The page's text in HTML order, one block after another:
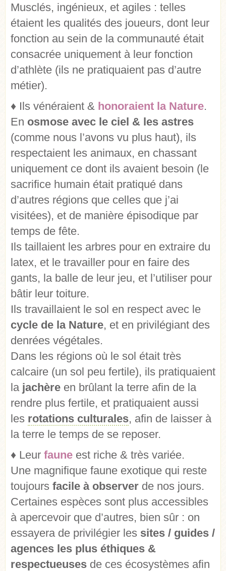
Musclés, ingénieux, et agiles : telles
étaient les qualités des joueurs, dont leur
fonction au sein de la communauté était
consacrée uniquement à leur fonction
d’athlète (ils ne pratiquaient pas d’autre
métier).
♦ Ils vénéraient & honoraient la Nature.
En osmose avec le ciel & les astres
(comme nous l’avons vu plus haut), ils
respectaient les animaux, en chassant
uniquement ce dont ils avaient besoin (le
sacrifice humain était pratiqué dans
d’autres régions que celles que j’ai
visitées), et de manière épisodique par
temps de fête.
Ils taillaient les arbres pour en extraire du
latex, et le travailler pour en faire des
gants, la balle de leur jeu, et l’utiliser pour
bâtir leur toiture.
Ils travaillaient le sol en respect avec le
cycle de la Nature, et en privilégiant des
denrées végétales.
Dans les régions où le sol était très
calcaire (un sol peu fertile), ils pratiquaient
la jachère en brûlant la terre afin de la
rendre plus fertile, et pratiquaient aussi
les rotations culturales, afin de laisser à
la terre le temps de se reposer.
♦ Leur faune est riche & très variée.
Une magnifique faune exotique qui reste
toujours facile à observer de nos jours.
Certaines espèces sont plus accessibles
à apercevoir que d’autres, bien sûr : on
essayera de privilégier les sites / guides /
agences les plus éthiques &
respectueuses de ces écosystèmes afin